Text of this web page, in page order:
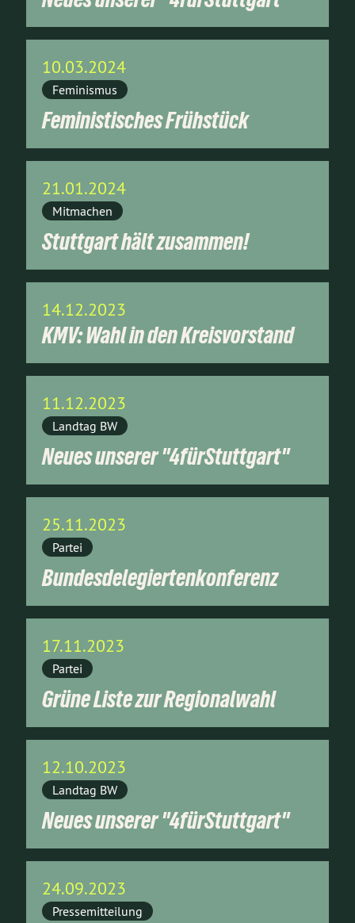
10.03.2024
Feminismus
Feministisches Frühstück
21.01.2024
Mitmachen
Stuttgart hält zusammen!
14.12.2023
KMV: Wahl in den Kreisvorstand
11.12.2023
Landtag BW
Neues unserer "4fürStuttgart"
25.11.2023
Partei
Bundesdelegiertenkonferenz
17.11.2023
Partei
Grüne Liste zur Regionalwahl
12.10.2023
Landtag BW
Neues unserer "4fürStuttgart"
24.09.2023
Pressemitteilung